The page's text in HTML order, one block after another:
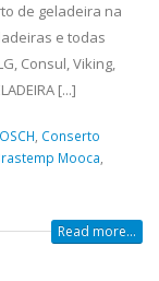
de geladeira na
e todas
Consul, Viking,
[...]
, Conserto
Mooca,
Read more...